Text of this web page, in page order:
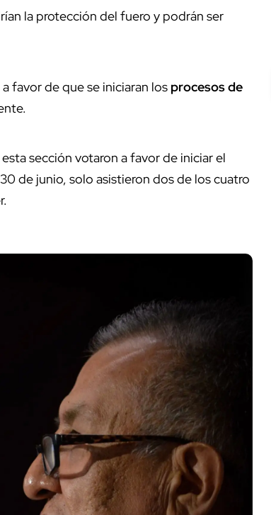
la protección del fuero y podrán ser
favor de que se iniciaran los procesos de
sección votaron a favor de iniciar el
de junio, solo asistieron dos de los cuatro